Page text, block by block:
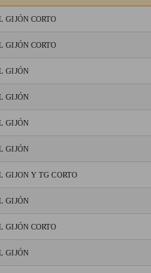
GIJÓN CORTO
GIJÓN CORTO
GIJÓN
GIJÓN
GIJÓN
GIJÓN
GIJON Y TG CORTO
GIJÓN
GIJÓN CORTO
GIJÓN